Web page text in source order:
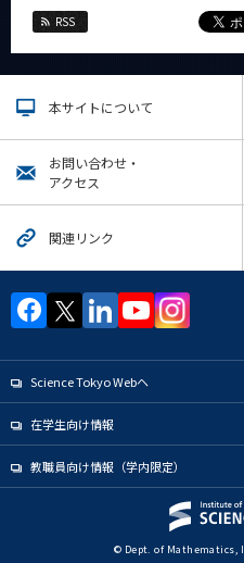
RSS
本サイトについて
お問い合わせ・
アクセス
関連リンク
Science Tokyo Webヘ
在学生向け情報
教職員向け情報（学内限定）
© Dept. of Mathematics,